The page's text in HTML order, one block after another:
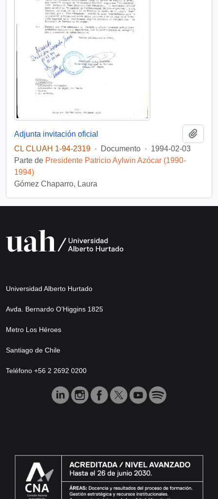
Adjunta invitación oficial
CL CLUAH 1-94-2319 · Documento · 1994-02-03
Parte de Presidente Patricio Aylwin Azócar (1990-
1994)
Gómez Chaparro, Laura
Universidad Alberto Hurtado
Avda. Bernardo O’Higgins 1825
Metro Los Héroes
Santiago de Chile
Teléfono +56 2 2692 0200